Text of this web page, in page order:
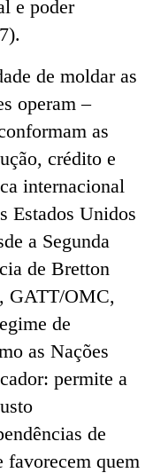
e poder
de moldar as
operam –
as
crédito e
internacional
Estados Unidos
a Segunda
de Bretton
GATT/OMC,
de
as Nações
permite a
de
favorecem quem